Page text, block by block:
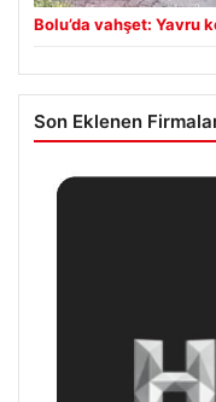
Bolu’da vahşet: Yavru
Son Eklenen